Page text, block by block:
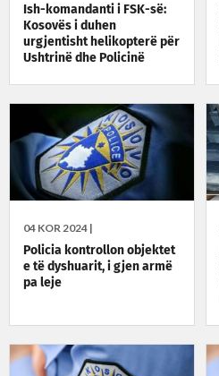
Ish-komandanti i FSK-së:
Kosovës i duhen
urgjentisht helikopterë për
Ushtrinë dhe Policinë
04 KOR 2024 |
Policia kontrollon objektet
e të dyshuarit, i gjen armë
pa leje